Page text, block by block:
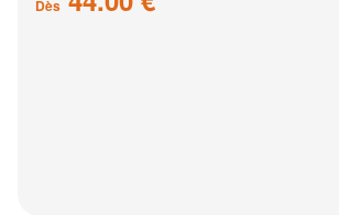
Dès